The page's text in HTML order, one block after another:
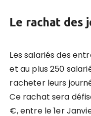
Le rachat des
Les salariés des
et au plus 250
racheter leurs
Ce rachat sera
€, entre le 1er